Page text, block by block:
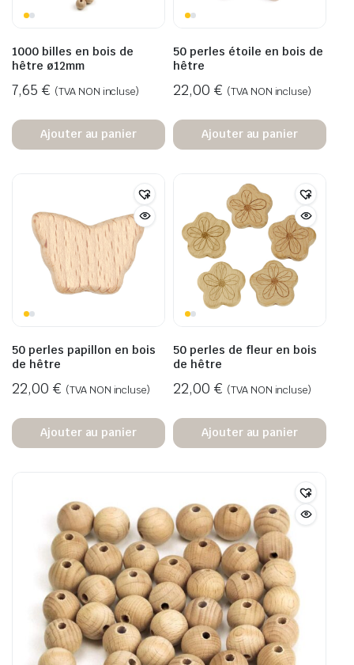
1000 billes en bois de
hêtre ø12mm
7,65 € (TVA NON incluse)
Ajouter au panier
50 perles étoile en bois de
hêtre
22,00 € (TVA NON incluse)
Ajouter au panier
50 perles papillon en bois
de hêtre
22,00 € (TVA NON incluse)
Ajouter au panier
50 perles de fleur en bois
de hêtre
22,00 € (TVA NON incluse)
Ajouter au panier